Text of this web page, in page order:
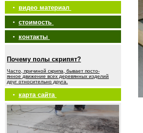
• видео материал
• стоимость
• контакты
Почему полы скрипят?
Часто, причиной скрипа, бывает посто-
янное движение всех деревянных изделий
друг относительно друга.
• карта сайта